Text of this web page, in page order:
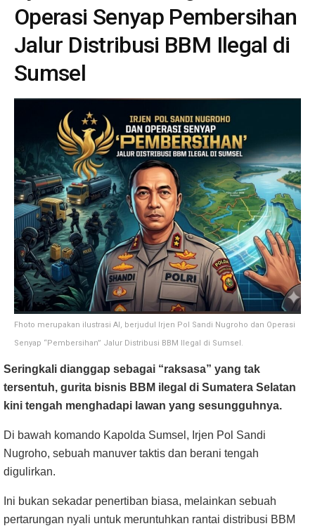
Operasi Senyap Pembersihan
Jalur Distribusi BBM Ilegal di
Sumsel
Fhoto merupakan ilustrasi AI, berjudul Irjen Pol Sandi Nugroho dan Operasi
Senyap “Pembersihan” Jalur Distribusi BBM Ilegal di Sumsel.
Seringkali dianggap sebagai “raksasa” yang tak
tersentuh, gurita bisnis BBM ilegal di Sumatera Selatan
kini tengah menghadapi lawan yang sesungguhnya.
Di bawah komando Kapolda Sumsel, Irjen Pol Sandi
Nugroho, sebuah manuver taktis dan berani tengah
digulirkan.
Ini bukan sekadar penertiban biasa, melainkan sebuah
pertarungan nyali untuk meruntuhkan rantai distribusi BBM